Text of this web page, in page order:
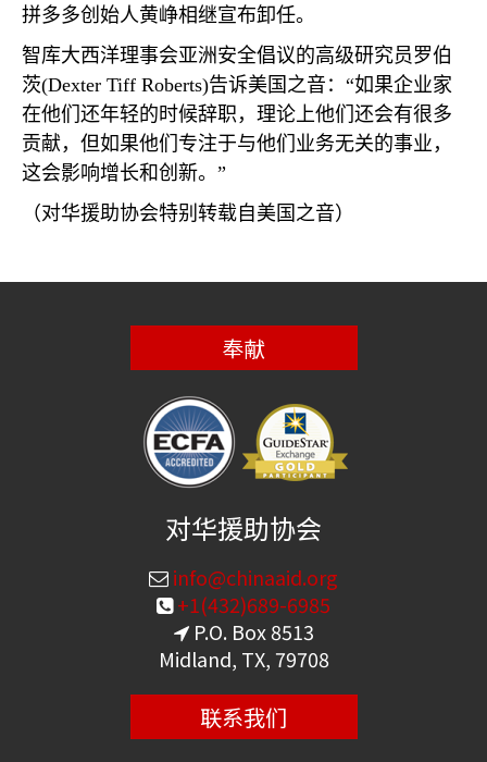
拼多多创始人黄峥相继宣布卸任。
智库大西洋理事会亚洲安全倡议的高级研究员罗伯
茨(Dexter Tiff Roberts)告诉美国之音：“如果企业家
在他们还年轻的时候辞职，理论上他们还会有很多
贡献，但如果他们专注于与他们业务无关的事业，
这会影响增长和创新。”
（对华援助协会特别转载自美国之音）
奉献
对华援助协会
info@chinaaid.org
+1(432)689-6985
P.O. Box 8513
Midland, TX, 79708
联系我们